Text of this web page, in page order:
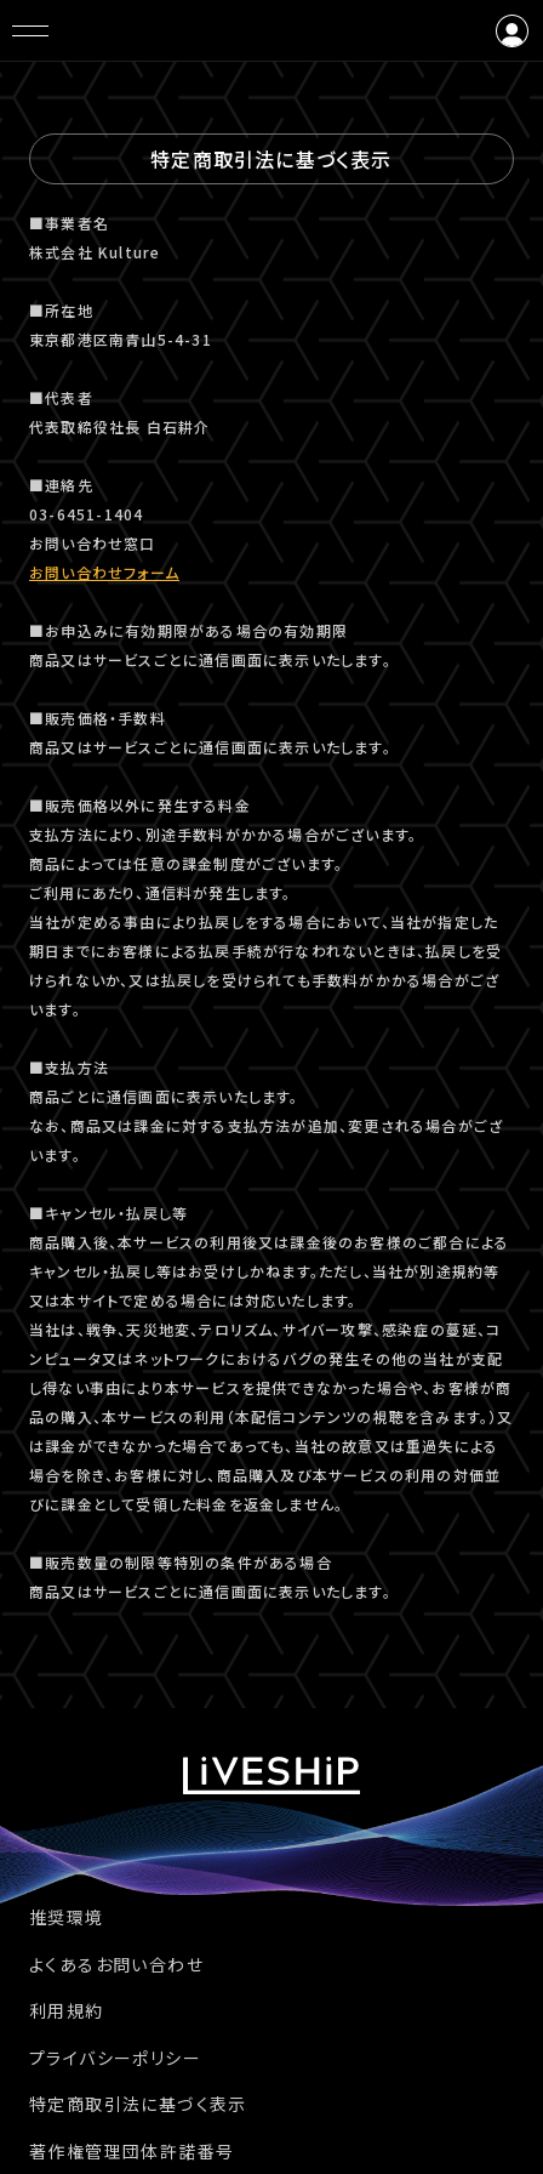
会員登録
特定商取引法に基づく表示
■事業者名
株式会社 Kulture
■所在地
東京都港区南青山5-4-31
■代表者
代表取締役社長 白石耕介
■連絡先
03-6451-1404
お問い合わせ窓口
お問い合わせフォーム
■お申込みに有効期限がある場合の有効期限
商品又はサービスごとに通信画面に表示いたします。
■販売価格・手数料
商品又はサービスごとに通信画面に表示いたします。
■販売価格以外に発生する料金
支払方法により、別途手数料がかかる場合がございます。
商品によっては任意の課金制度がございます。
ご利用にあたり、通信料が発生します。
当社が定める事由により払戻しをする場合において、当社が指定した
期日までにお客様による払戻手続が行なわれないときは、払戻しを受
けられないか、又は払戻しを受けられても手数料がかかる場合がござ
います。
■支払方法
商品ごとに通信画面に表示いたします。
なお、商品又は課金に対する支払方法が追加、変更される場合がござ
います。
■キャンセル・払戻し等
商品購入後、本サービスの利用後又は課金後のお客様のご都合による
キャンセル・払戻し等はお受けしかねます。ただし、当社が別途規約等
又は本サイトで定める場合には対応いたします。
当社は、戦争、天災地変、テロリズム、サイバー攻撃、感染症の蔓延、コ
ンピュータ又はネットワークにおけるバグの発生その他の当社が支配
し得ない事由により本サービスを提供できなかった場合や、お客様が商
品の購入、本サービスの利用（本配信コンテンツの視聴を含みます。）又
は課金ができなかった場合であっても、当社の故意又は重過失による
場合を除き、お客様に対し、商品購入及び本サービスの利用の対価並
びに課金として受領した料金を返金しません。
■販売数量の制限等特別の条件がある場合
商品又はサービスごとに通信画面に表示いたします。
推奨環境
よくあるお問い合わせ
利用規約
プライバシーポリシー
特定商取引法に基づく表示
著作権管理団体許諾番号